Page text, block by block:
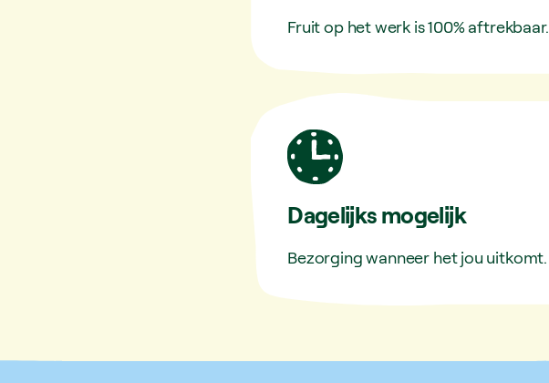
Fruit op het werk is 100% aftrekbaar.
Dagelijks mogelijk
Bezorging wanneer het jou uitkomt.